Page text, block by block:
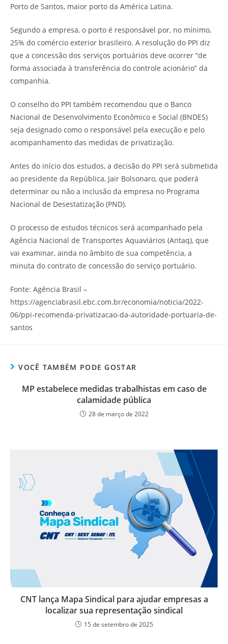
Porto de Santos, maior porto da América Latina.
Segundo a empresa, o porto é responsável por, no mínimo,
25% do comércio exterior brasileiro. A resolução do PPI diz
que a concessão dos serviços portuários deve ocorrer “de
forma associada à transferência do controle acionário” da
companhia.
O conselho do PPI também recomendou que o Banco
Nacional de Desenvolvimento Econômico e Social (BNDES)
seja designado como o responsável pela execução e pelo
acompanhamento das medidas de privatização.
Antes do início dos estudos, a decisão do PPI será submetida
ao presidente da República, Jair Bolsonaro, que poderá
determinar ou não a inclusão da empresa no Programa
Nacional de Desestatização (PND).
O processo de estudos técnicos será acompanhado pela
Agência Nacional de Transportes Aquaviários (Antaq), que
vai examinar, ainda no âmbito de sua competência, a
minuta do contrato de concessão do serviço portuário.
Fonte: Agência Brasil –
https://agenciabrasil.ebc.com.br/economia/noticia/2022-
06/ppi-recomenda-privatizacao-da-autoridade-portuaria-de-
santos
VOCÊ TAMBÉM PODE GOSTAR
MP estabelece medidas trabalhistas em caso de
calamidade pública
28 de março de 2022
CNT lança Mapa Sindical para ajudar empresas a
localizar sua representação sindical
15 de setembro de 2025